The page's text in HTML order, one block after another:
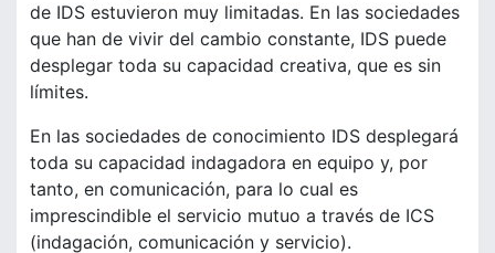
de IDS estuvieron muy limitadas. En las sociedades
que han de vivir del cambio constante, IDS puede
desplegar toda su capacidad creativa, que es sin
límites.
En las sociedades de conocimiento IDS desplegará
toda su capacidad indagadora en equipo y, por
tanto, en comunicación, para lo cual es
imprescindible el servicio mutuo a través de ICS
(indagación, comunicación y servicio).